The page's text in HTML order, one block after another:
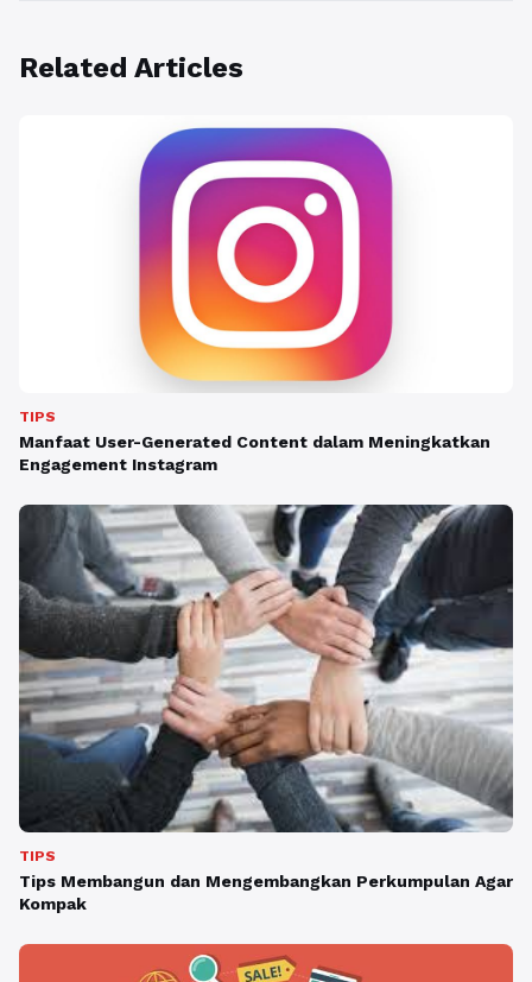
Related Articles
TIPS
Manfaat User-Generated Content dalam Meningkatkan
Engagement Instagram
TIPS
Tips Membangun dan Mengembangkan Perkumpulan Agar
Kompak